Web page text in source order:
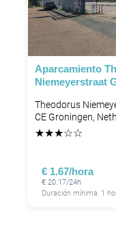
Aparcamiento
Niemeyerstraat
Theodorus
CE Groningen,
★★★☆☆
€ 1.67/hora
€ 20.17/24h
Duración mínima: 1